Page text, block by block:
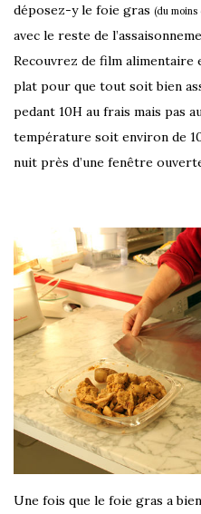
déposez-y le foie gras (du moins
avec le reste de
Recouvrez de film
plat pour que tout soit bien
pedant 10H au frais mais pas
température soit environ de
nuit près d’une fenêtre
Une fois que le foie gras a